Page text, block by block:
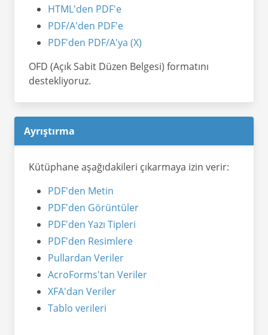
HTML'den PDF'e
PDF/A'den PDF'e
PDF'den PDF/A'ya (X)
OFD (Açık Sabit Düzen Belgesi) formatını
destekliyoruz.
Ayrıştırma
Kütüphane aşağıdakileri çıkarmaya izin verir:
PDF'den Metin
PDF'den Görüntüler
PDF'den Yazı Tipleri
PDF'den Resimlere
Pullardan Veriler
AcroForms'tan Veriler
XFA'dan Veriler
Tablo verileri